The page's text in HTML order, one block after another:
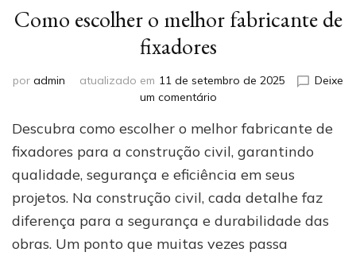
Como escolher o melhor fabricante de
fixadores
por admin atualizado em 11 de setembro de 2025
Deixe
um comentárioem
escolher
o
melhor
fabricante
de
fixadores
Descubra como escolher o melhor fabricante de
fixadores para a construção civil, garantindo
qualidade, segurança e eficiência em seus
projetos. Na construção civil, cada detalhe faz
diferença para a segurança e durabilidade das
obras. Um ponto que muitas vezes passa